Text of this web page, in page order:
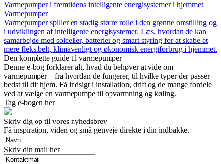
Varmepumper i fremtidens intelligente energisystemer i hjemmet
Varmepumper
Varmepumper spiller en stadig større rolle i den grønne omstilling og
i udviklingen af intelligente energisystemer. Læs, hvordan de kan
samarbejde med solceller, batterier og smart styring for at skabe et
mere fleksibelt, klimavenligt og økonomisk energiforbrug i hjemmet.
Den komplette guide til varmepumper
Denne e-bog forklarer alt, hvad du behøver at vide om
varmepumper – fra hvordan de fungerer, til hvilke typer der passer
bedst til dit hjem. Få indsigt i installation, drift og de mange fordele
ved at vælge en varmepumpe til opvarmning og køling.
Tag e-bogen her
Skriv dig op til vores nyhedsbrev
Få inspiration, viden og små genveje direkte i din indbakke.
Skriv din mail her